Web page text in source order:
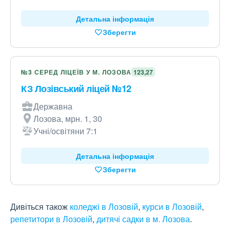
Детальна інформація
Зберегти
№3 СЕРЕД ЛІЦЕЇВ У М. ЛОЗОВА 123,27
КЗ Лозівський ліцей №12
Державна
Лозова, мрн. 1, 30
Учні/освітяни 7:1
Детальна інформація
Зберегти
Дивіться також коледжі в Лозовій, курси в Лозовій,
репетитори в Лозовій, дитячі садки в м. Лозова.